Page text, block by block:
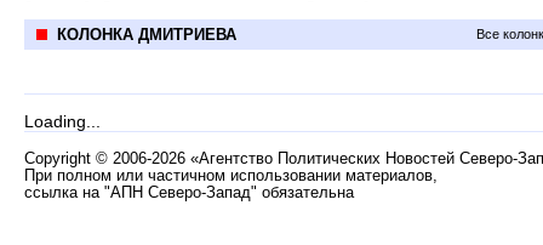
КОЛОНКА ДМИТРИЕВА Все
Loading...
Copyright © 2006-2026 «Агентство Политических Новостей Северо-
При полном или частичном использовании материалов,
ссылка на "АПН Северо-Запад" обязательна